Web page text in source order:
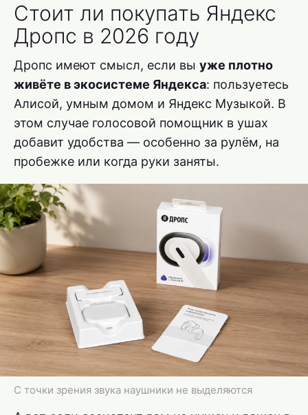
Стоит ли покупать Яндекс
Дропс в 2026 году
Дропс имеют смысл, если вы уже плотно
живёте в экосистеме Яндекса: пользуетесь
Алисой, умным домом и Яндекс Музыкой. В
этом случае голосовой помощник в ушах
добавит удобства — особенно за рулём, на
пробежке или когда руки заняты.
С точки зрения звука наушники не выделяются